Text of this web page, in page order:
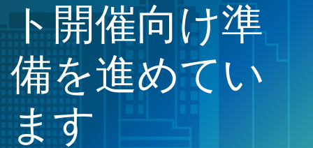
ト開催向け準
備を進めてい
ます